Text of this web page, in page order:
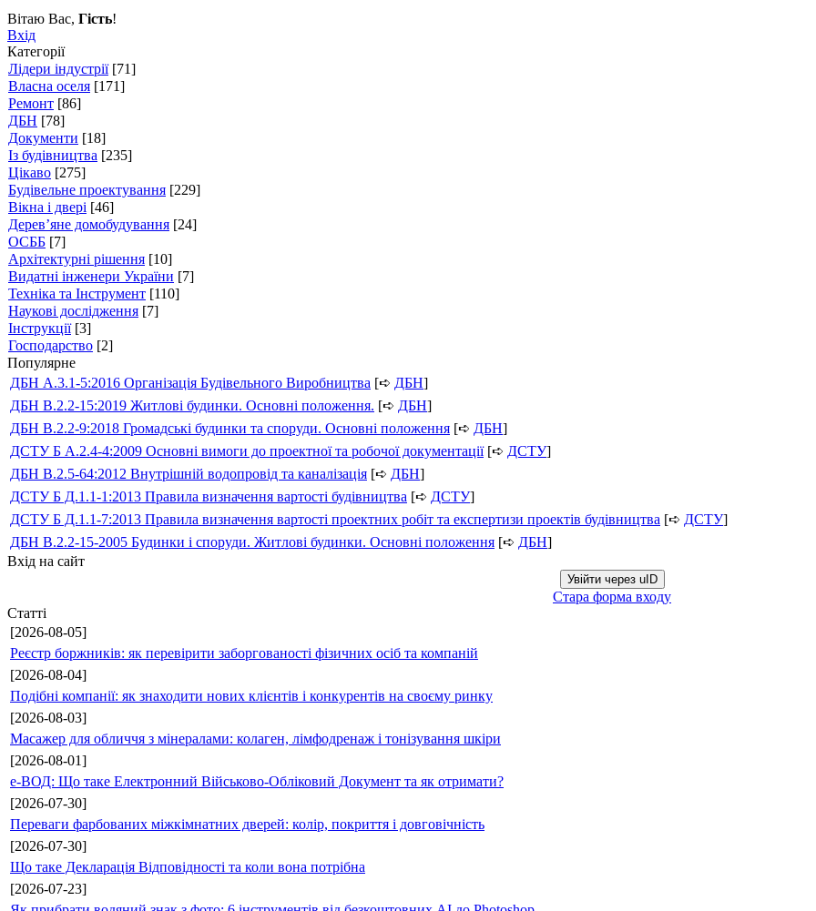
Вітаю Вас, Гість!
Вхід
Категорії
Лідери індустрії [71]
Власна оселя [171]
Ремонт [86]
ДБН [78]
Документи [18]
Із будівництва [235]
Цікаво [275]
Будівельне проектування [229]
Вікна і двері [46]
Дерев’яне домобудування [24]
ОСББ [7]
Архітектурні рішення [10]
Видатні інженери України [7]
Техніка та Інструмент [110]
Наукові дослідження [7]
Інструкції [3]
Господарство [2]
Популярне
ДБН А.3.1-5:2016 Організація Будівельного Виробництва [➪ ДБН]
ДБН В.2.2-15:2019 Житлові будинки. Основні положення. [➪ ДБН]
ДБН В.2.2-9:2018 Громадські будинки та споруди. Основні положення [➪ ДБН]
ДСТУ Б А.2.4-4:2009 Основні вимоги до проектної та робочої документації[➪ ДСТУ]
ДБН В.2.5-64:2012 Внутрішній водопровід та каналізація [➪ ДБН]
ДСТУ Б Д.1.1-1:2013 Правила визначення вартості будівництва [➪ ДСТУ]
ДСТУ Б Д.1.1-7:2013 Правила визначення вартості проектних робіт та експертизи проектів будівництва [➪ ДСТУ]
ДБН В.2.2-15-2005 Будинки і споруди. Житлові будинки. Основні положення [➪ ДБН]
Вхід на сайт
Увійти через uID
Стара форма входу
Статті
[2026-08-05]
Реєстр боржників: як перевірити заборгованості фізичних осіб та компаній
[2026-08-04]
Подібні компанії: як знаходити нових клієнтів і конкурентів на своєму ринку
[2026-08-03]
Масажер для обличчя з мінералами: колаген, лімфодренаж і тонізування шкіри
[2026-08-01]
е-ВОД: Що таке Електронний Військово-Обліковий Документ та як отримати?
[2026-07-30]
Переваги фарбованих міжкімнатних дверей: колір, покриття і довговічність
[2026-07-30]
Що таке Декларація Відповідності та коли вона потрібна
[2026-07-23]